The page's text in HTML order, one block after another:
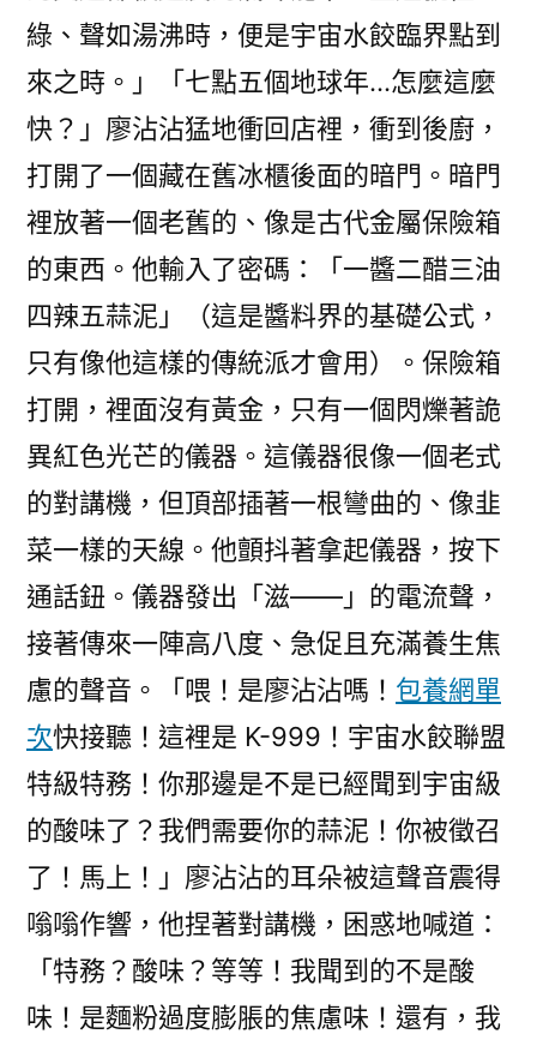
綠、聲如湯沸時，便是宇宙水餃臨界點到
來之時。」「七點五個地球年…怎麼這麼
快？」廖沾沾猛地衝回店裡，衝到後廚，
打開了一個藏在舊冰櫃後面的暗門。暗門
裡放著一個老舊的、像是古代金屬保險箱
的東西。他輸入了密碼：「一醬二醋三油
四辣五蒜泥」（這是醬料界的基礎公式，
只有像他這樣的傳統派才會用）。保險箱
打開，裡面沒有黃金，只有一個閃爍著詭
異紅色光芒的儀器。這儀器很像一個老式
的對講機，但頂部插著一根彎曲的、像韭
菜一樣的天線。他顫抖著拿起儀器，按下
通話鈕。儀器發出「滋——」的電流聲，
接著傳來一陣高八度、急促且充滿養生焦
慮的聲音。「喂！是廖沾沾嗎！ 包養網單
次快接聽！這裡是 K-999！宇宙水餃聯盟
特級特務！你那邊是不是已經聞到宇宙級
的酸味了？我們需要你的蒜泥！你被徵召
了！馬上！」廖沾沾的耳朵被這聲音震得
嗡嗡作響，他捏著對講機，困惑地喊道：
「特務？酸味？等等！我聞到的不是酸
味！是麵粉過度膨脹的焦慮味！還有，我